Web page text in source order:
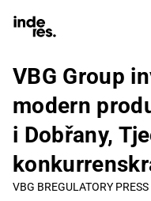
VBG Group
modern
i Dobřany,
VBG BREGULATORY